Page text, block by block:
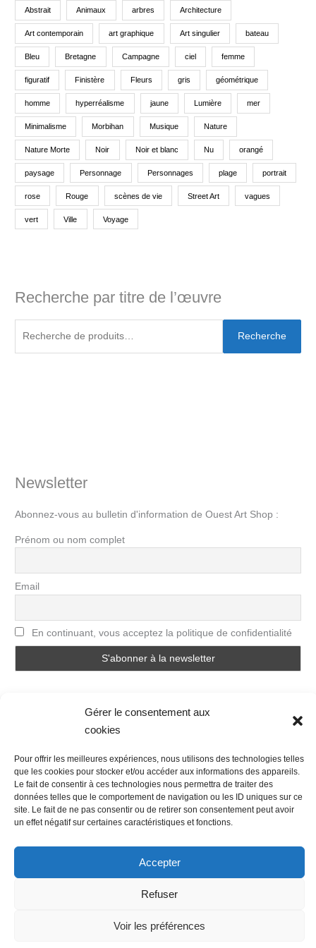
Gérer le consentement aux
cookies
Pour offrir les meilleures expériences, nous utilisons des technologies telles
que les cookies pour stocker et/ou accéder aux informations des appareils.
Le fait de consentir à ces technologies nous permettra de traiter des
données telles que le comportement de navigation ou les ID uniques sur ce
site. Le fait de ne pas consentir ou de retirer son consentement peut avoir
un effet négatif sur certaines caractéristiques et fonctions.
Accepter
Refuser
Voir les préférences
Abstrait Animaux arbres Architecture
Art contemporain art graphique Art singulier bateau
Bleu Bretagne Campagne ciel femme
figuratif Finistère Fleurs gris géométrique
homme hyperréalisme jaune Lumière mer
Minimalisme Morbihan Musique Nature
Nature Morte Noir Noir et blanc Nu orangé
paysage Personnage Personnages plage portrait
rose Rouge scènes de vie Street Art vagues
vert Ville Voyage
Recherche par titre de l’œuvre
Recherche
Newsletter
Abonnez-vous au bulletin d'information de Ouest Art Shop :
Prénom ou nom complet
Email
En continuant, vous acceptez la politique de confidentialité
Nous contacter
Conditions Générales de Ventes
Politique de confidentialité
Mentions légales
Mon compte
Mot de passe perdu
Newsletter Politique de cookies (UE)